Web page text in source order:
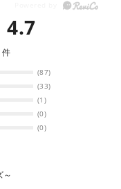
4.7
件
(87)
(33)
(1)
(0)
(0)
～